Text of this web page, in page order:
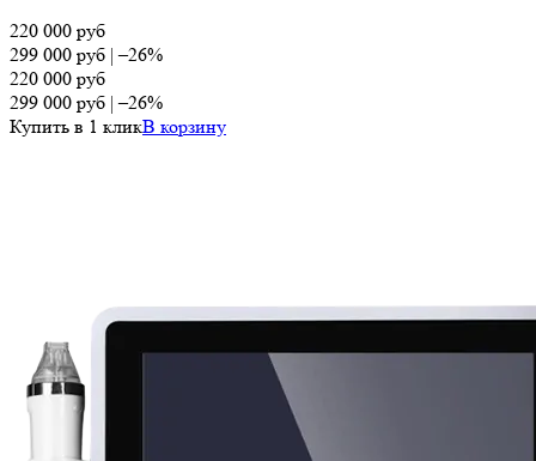
220 000 руб
299 000 руб |–26%
220 000 руб
299 000 руб |–26%
Купить в 1 кликВ корзину